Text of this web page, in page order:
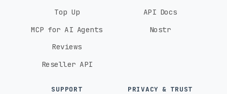
Top Up
MCP for AI Agents
Reviews
Reseller API
API Docs
Nostr
SUPPORT PRIVACY & TRUST